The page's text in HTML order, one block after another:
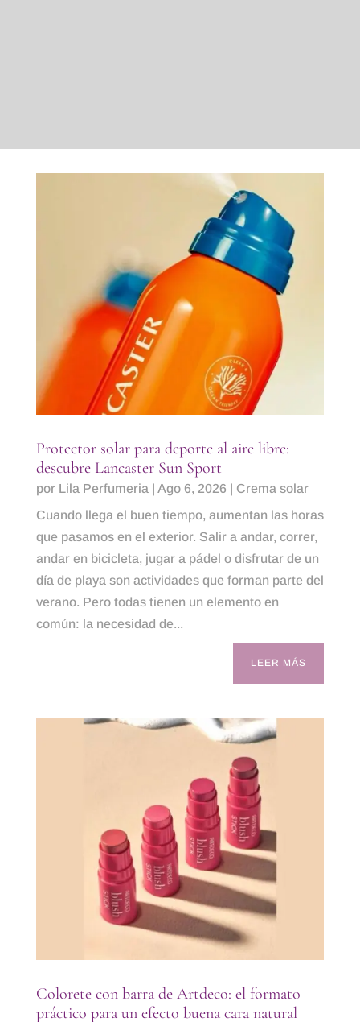
Protector solar para deporte al aire libre:
descubre Lancaster Sun Sport
por Lila Perfumeria| Ago 6, 2026 | Crema solar
Cuando llega el buen tiempo, aumentan las horas
que pasamos en el exterior. Salir a andar, correr,
andar en bicicleta, jugar a pádel o disfrutar de un
día de playa son actividades que forman parte del
verano. Pero todas tienen un elemento en
común: la necesidad de...
LEER MÁS
Colorete con barra de Artdeco: el formato
práctico para un efecto buena cara natural